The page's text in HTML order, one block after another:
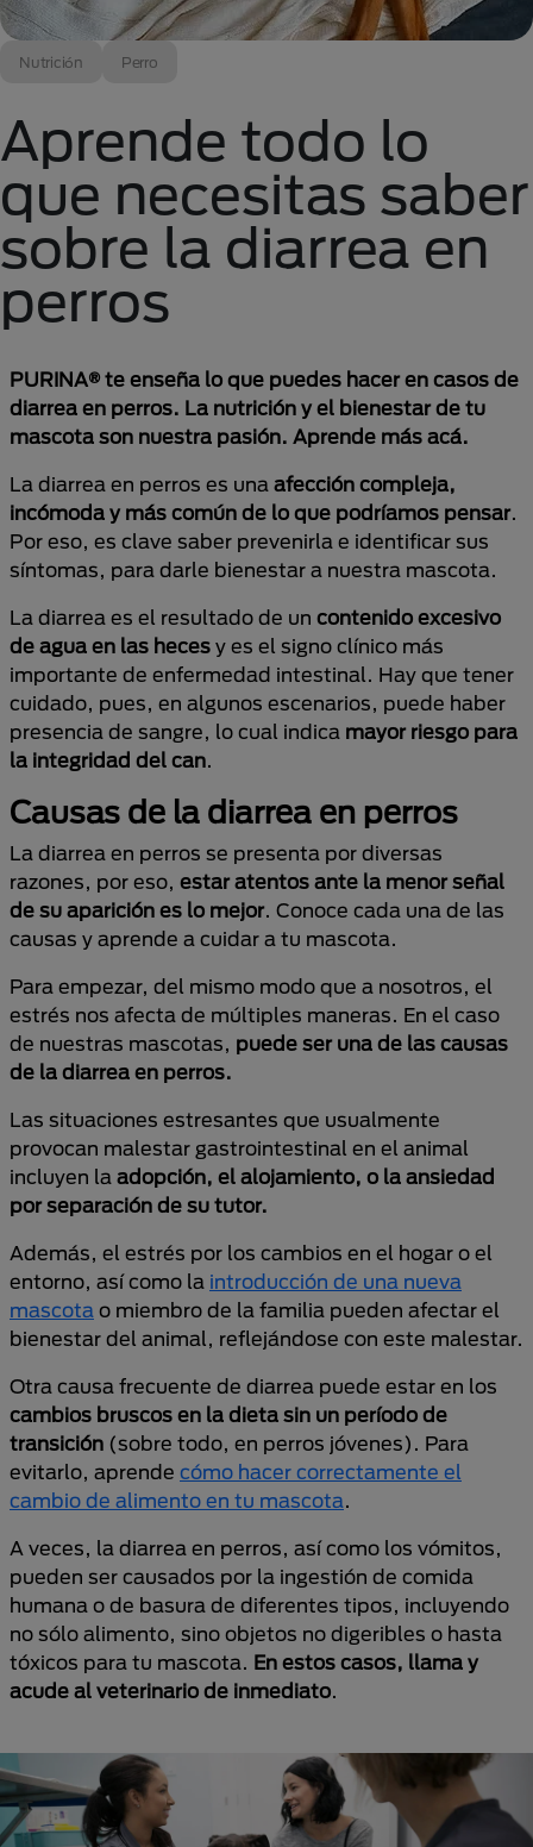
Nutrición Perro
Aprende todo lo
que necesitas saber
sobre la diarrea en
perros
PURINA® te enseña lo que puedes hacer en casos de
diarrea en perros. La nutrición y el bienestar de tu
mascota son nuestra pasión. Aprende más acá.
La diarrea en perros es una afección compleja,
incómoda y más común de lo que podríamos pensar.
Por eso, es clave saber prevenirla e identificar sus
síntomas, para darle bienestar a nuestra mascota.
La diarrea es el resultado de un contenido excesivo
de agua en las heces y es el signo clínico más
importante de enfermedad intestinal. Hay que tener
cuidado, pues, en algunos escenarios, puede haber
presencia de sangre, lo cual indica mayor riesgo para
la integridad del can.
Causas de la diarrea en perros
La diarrea en perros se presenta por diversas
razones, por eso, estar atentos ante la menor señal
de su aparición es lo mejor. Conoce cada una de las
causas y aprende a cuidar a tu mascota.
Para empezar, del mismo modo que a nosotros, el
estrés nos afecta de múltiples maneras. En el caso
de nuestras mascotas, puede ser una de las causas
de la diarrea en perros.
Las situaciones estresantes que usualmente
provocan malestar gastrointestinal en el animal
incluyen la adopción, el alojamiento, o la ansiedad
por separación de su tutor.
Además, el estrés por los cambios en el hogar o el
entorno, así como la introducción de una nueva
mascota o miembro de la familia pueden afectar el
bienestar del animal, reflejándose con este malestar.
Otra causa frecuente de diarrea puede estar en los
cambios bruscos en la dieta sin un período de
transición (sobre todo, en perros jóvenes). Para
evitarlo, aprende cómo hacer correctamente el
cambio de alimento en tu mascota.
A veces, la diarrea en perros, así como los vómitos,
pueden ser causados por la ingestión de comida
humana o de basura de diferentes tipos, incluyendo
no sólo alimento, sino objetos no digeribles o hasta
tóxicos para tu mascota. En estos casos, llama y
acude al veterinario de inmediato.